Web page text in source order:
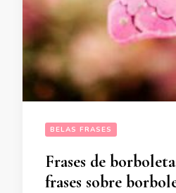
BELAS FRASES
Frases de
frases sobre